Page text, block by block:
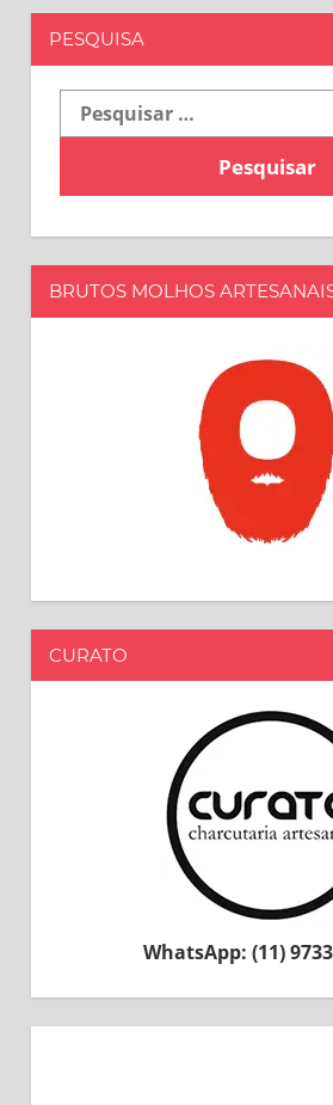
PESQUISA
Pesquisar
por:
BRUTOS MOLHOS
CURATO
WhatsApp: (11)